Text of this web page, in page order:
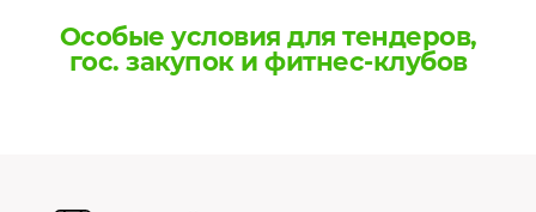
Особые условия для тендеров,
гос. закупок и фитнес-клубов